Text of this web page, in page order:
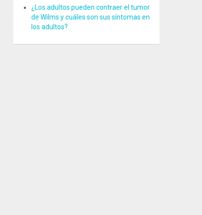
¿Los adultos pueden contraer el tumor
de Wilms y cuáles son sus síntomas en
los adultos?